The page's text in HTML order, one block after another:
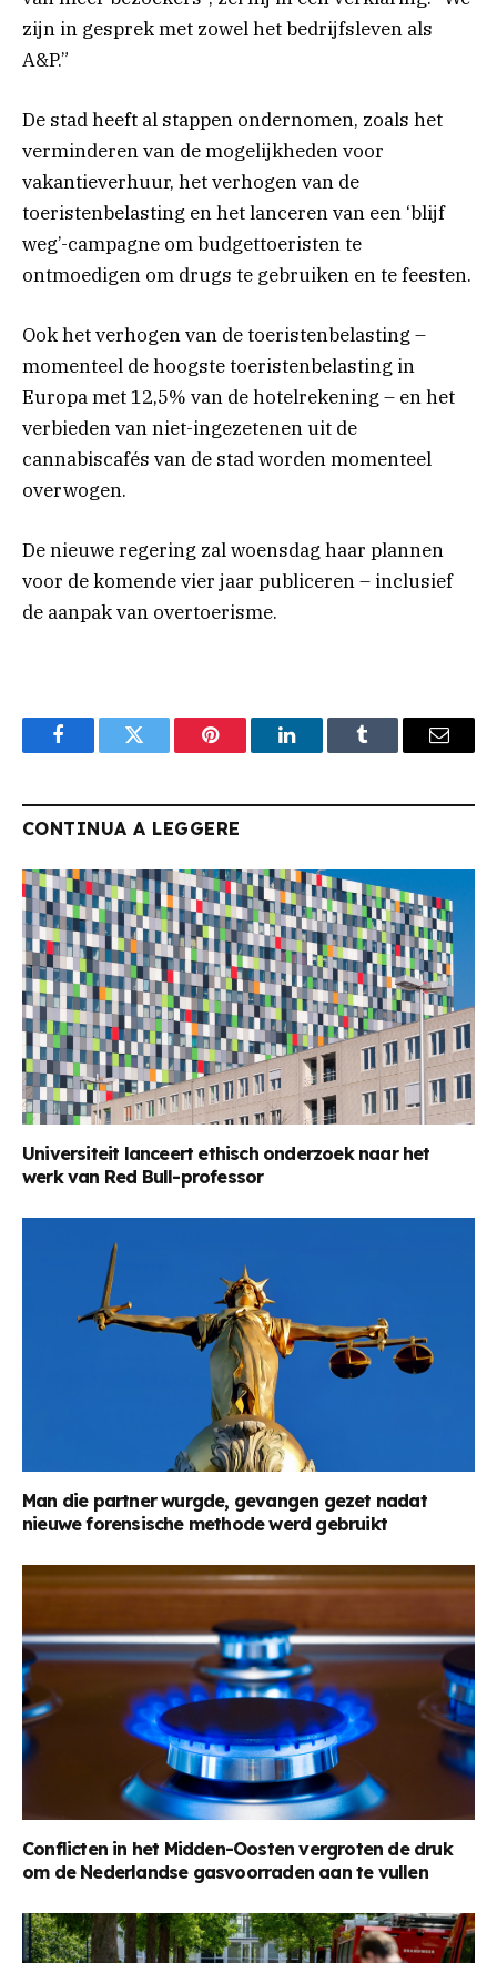
zijn in gesprek met zowel het bedrijfsleven als
A&P.”
De stad heeft al stappen ondernomen, zoals het
verminderen van de mogelijkheden voor
vakantieverhuur, het verhogen van de
toeristenbelasting en het lanceren van een ‘blijf
weg’-campagne om budgettoeristen te
ontmoedigen om drugs te gebruiken en te feesten.
Ook het verhogen van de toeristenbelasting –
momenteel de hoogste toeristenbelasting in
Europa met 12,5% van de hotelrekening – en het
verbieden van niet-ingezetenen uit de
cannabiscafés van de stad worden momenteel
overwogen.
De nieuwe regering zal woensdag haar plannen
voor de komende vier jaar publiceren – inclusief
de aanpak van overtoerisme.
FacebookTwitter Pinterest LinkedInTumblr Email
CONTINUA A LEGGERE
Universiteit lanceert ethisch onderzoek naar het
werk van Red Bull-professor
Man die partner wurgde, gevangen gezet nadat
nieuwe forensische methode werd gebruikt
Conflicten in het Midden-Oosten vergroten de druk
om de Nederlandse gasvoorraden aan te vullen